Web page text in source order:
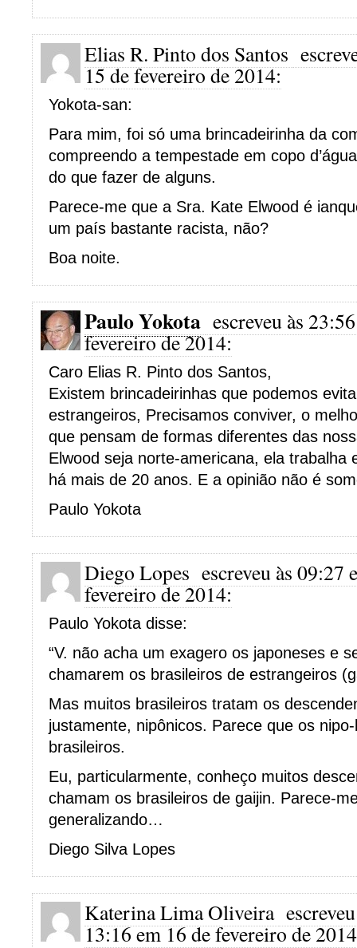
Elias R. Pinto dos Santos
15 de fevereiro de 2014:
Yokota-san:
Para mim, foi só uma brincadeirinha da
compreendo a tempestade em copo
do que fazer de alguns.
Parece-me que a Sra. Kate Elwood é
um país bastante racista, não?
Boa noite.
Paulo Yokota escreveu às
fevereiro de 2014:
Caro Elias R. Pinto dos Santos,
Existem brincadeirinhas que podemos
estrangeiros, Precisamos conviver, o
que pensam de formas diferentes das
Elwood seja norte-americana, ela trabalha
há mais de 20 anos. E a opinião não é
Paulo Yokota
Diego Lopes escreveu às 09:27
fevereiro de 2014:
Paulo Yokota disse:
“V. não acha um exagero os japoneses e
chamarem os brasileiros de estrangeiros
Mas muitos brasileiros tratam os
justamente, nipônicos. Parece que os
brasileiros.
Eu, particularmente, conheço muitos
chamam os brasileiros de gaijin. Parece-
generalizando…
Diego Silva Lopes
Katerina Lima Oliveira
13:16 em 16 de fevereiro de